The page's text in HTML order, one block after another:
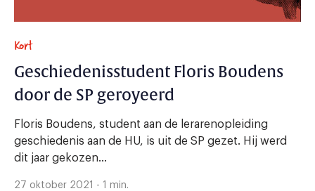
Kort
Geschiedenisstudent Floris Boudens
door de SP geroyeerd
Floris Boudens, student aan de lerarenopleiding
geschiedenis aan de HU, is uit de SP gezet. Hij werd
dit jaar gekozen...
27 oktober 2021 - 1 min.